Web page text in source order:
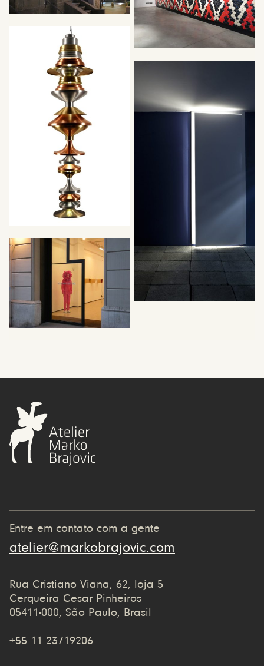
Entre em contato com a gente
atelier@markobrajovic.com
Rua Cristiano Viana, 62, loja 5
Cerqueira Cesar Pinheiros
05411-000, São Paulo, Brasil
+55 11 23719206